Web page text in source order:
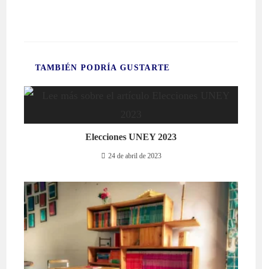
TAMBIÉN PODRÍA GUSTARTE
Elecciones UNEY 2023
24 de abril de 2023